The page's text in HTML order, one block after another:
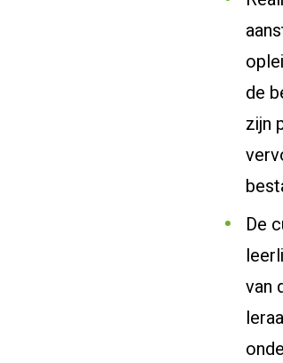
de
zijn
De
van